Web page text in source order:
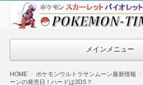
ポケモン最新
情報まとめ
『POKEMON-
TIMES』
メインメニュー
HOME ポケモンウルトラサンムーン最新情報
ーンの発売日！ハードは3DS？